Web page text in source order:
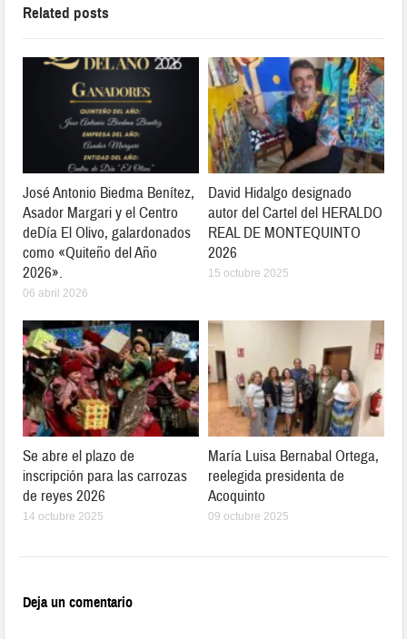
Related posts
José Antonio Biedma Benítez,
Asador Margari y el Centro
deDía El Olivo, galardonados
como «Quiteño del Año
2026».
06 abril 2026
David Hidalgo designado
autor del Cartel del HERALDO
REAL DE MONTEQUINTO
2026
15 octubre 2025
Se abre el plazo de
inscripción para las carrozas
de reyes 2026
14 octubre 2025
María Luisa Bernabal Ortega,
reelegida presidenta de
Acoquinto
09 octubre 2025
Deja un comentario